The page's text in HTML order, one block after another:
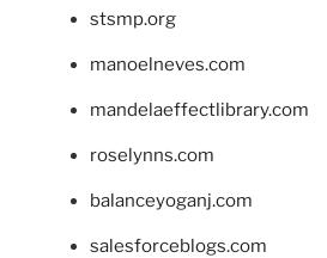
stsmp.org
manoelneves.com
mandelaeffectlibrary.com
roselynns.com
balanceyoganj.com
salesforceblogs.com